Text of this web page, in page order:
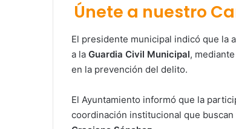
Únete a nuestro
El presidente municipal indicó que la
a la Guardia Civil Municipal,
en la prevención del delito.
El Ayuntamiento informó que la
coordinación institucional que